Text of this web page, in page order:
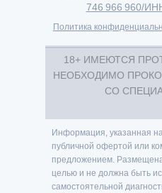
746 966 960/
Политика
18+ ИМЕЮТСЯ
НЕОБХОДИМО
СО
Информация, указанная
публичной офертой или
предложением.
целью и не должна быть
самостоятельной